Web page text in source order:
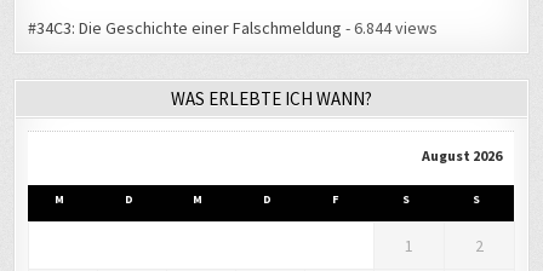
#34C3: Die Geschichte einer Falschmeldung - 6.844 views
WAS ERLEBTE ICH WANN?
August 2026
M D M D F S S
1 2